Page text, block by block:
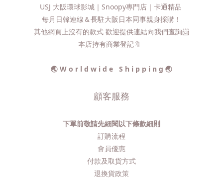
USJ 大阪環球影城｜Snoopy專門店｜卡通精品
每月日韓連線＆長駐大阪日本同事親身採購！
其他網頁上沒有的款式 歡迎提供連結向我們查詢📨​
本店持有商業登記🔖
🌏 W o r l d w i d e S h i p p i n g 🌏
顧客服務
下單前敬請先細閱以下條款細則
訂購流程​
會員優惠
付款及取貨方式
退換貨政策